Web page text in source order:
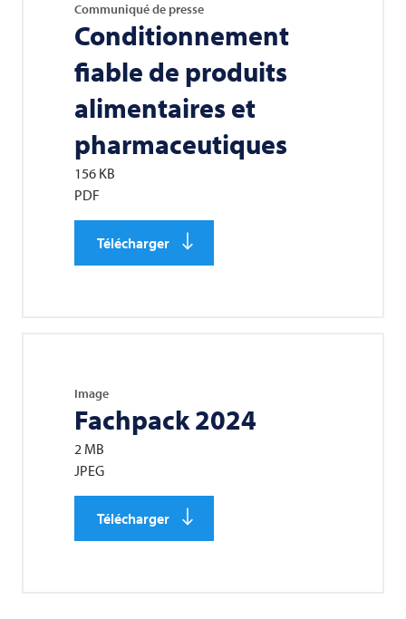
Communiqué de presse
Conditionnement
fiable de produits
alimentaires et
pharmaceutiques
156 KB
PDF
Télécharger
Image
Fachpack 2024
2 MB
JPEG
Télécharger